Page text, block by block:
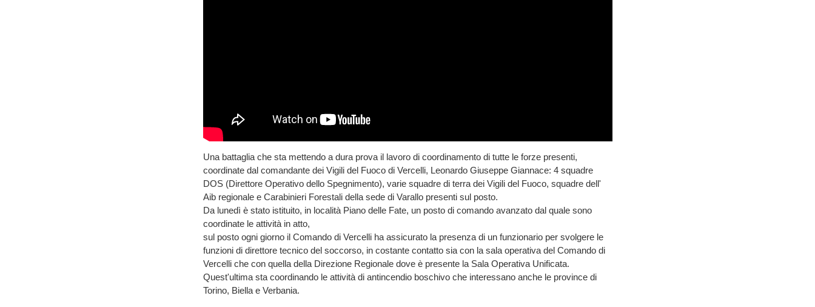
Una battaglia che sta mettendo a dura prova il lavoro di coordinamento di tutte le forze presenti,
coordinate dal comandante dei Vigili del Fuoco di Vercelli, Leonardo Giuseppe Giannace: 4 squadre
DOS (Direttore Operativo dello Spegnimento), varie squadre di terra dei Vigili del Fuoco, squadre dell'
Aib regionale e Carabinieri Forestali della sede di Varallo presenti sul posto.
Da lunedì è stato istituito, in località Piano delle Fate, un posto di comando avanzato dal quale sono
coordinate le attività in atto,
sul posto ogni giorno il Comando di Vercelli ha assicurato la presenza di un funzionario per svolgere le
funzioni di direttore tecnico del soccorso, in costante contatto sia con la sala operativa del Comando di
Vercelli che con quella della Direzione Regionale dove è presente la Sala Operativa Unificata.
Quest'ultima sta coordinando le attività di antincendio boschivo che interessano anche le province di
Torino, Biella e Verbania.